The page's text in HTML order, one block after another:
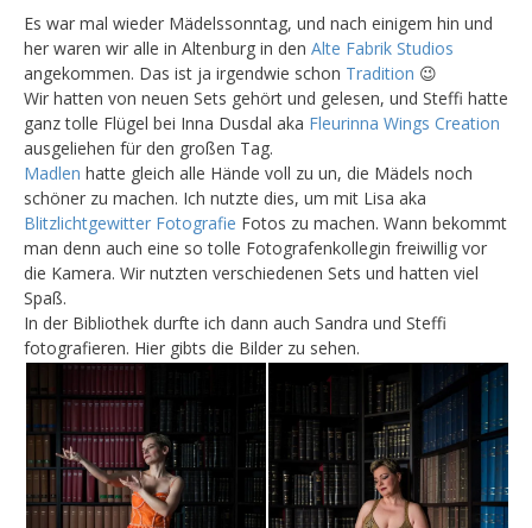
Es war mal wieder Mädelssonntag, und nach einigem hin und
her waren wir alle in Altenburg in den Alte Fabrik Studios
angekommen. Das ist ja irgendwie schon Tradition 😉
Wir hatten von neuen Sets gehört und gelesen, und Steffi hatte
ganz tolle Flügel bei Inna Dusdal aka Fleurinna Wings Creation
ausgeliehen für den großen Tag.
Madlen hatte gleich alle Hände voll zu un, die Mädels noch
schöner zu machen. Ich nutzte dies, um mit Lisa aka
Blitzlichtgewitter Fotografie Fotos zu machen. Wann bekommt
man denn auch eine so tolle Fotografenkollegin freiwillig vor
die Kamera. Wir nutzten verschiedenen Sets und hatten viel
Spaß.
In der Bibliothek durfte ich dann auch Sandra und Steffi
fotografieren. Hier gibts die Bilder zu sehen.